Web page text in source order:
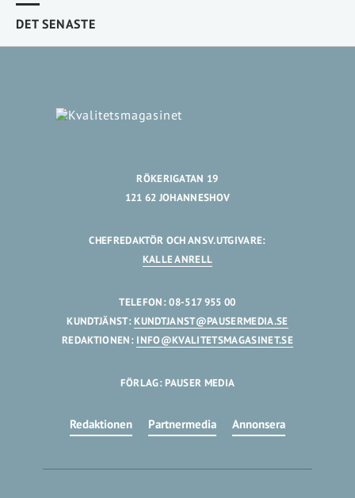
DET SENASTE
RÖKERIGATAN 19
121 62 JOHANNESHOV
CHEFREDAKTÖR OCH ANSV.UTGIVARE:
KALLE ANRELL
TELEFON: 08-517 955 00
KUNDTJÄNST:KUNDTJANST@PAUSERMEDIA.SE
REDAKTIONEN: INFO@KVALITETSMAGASINET.SE
FÖRLAG: PAUSER MEDIA
Redaktionen Partnermedia Annonsera